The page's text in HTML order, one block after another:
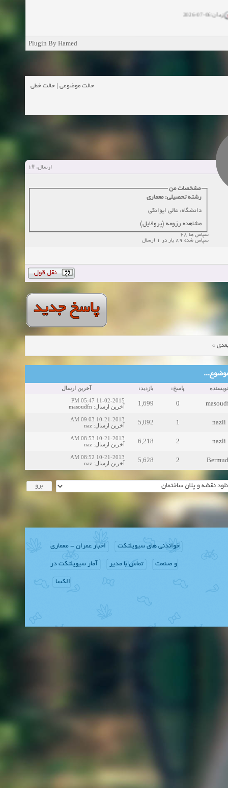
04-2025
زمان:11-11-2024
زمان:10-28-2024
زمان:10-21-2024
زمان:10-13-2024
Plugin By Hamed
حالت موضوعی حالت خطی
ارسال: #1
مشخصات من
رشته تحصیلی: معماری
دانشگاه: عالی ایوانکی
مشاهده رزومه (پروفایل)
سپاس ها 68
سپاس شده 89 بار در 1 ارسال
»
نویسنده پاسخ: بازدید: آخرین ارسال
0
1,699
11-02-2015 05:47 PM
آخرین ارسال:
masoudfn
nazli
1
5,092
10-21-2013 09:03 AM
آخرین ارسال:
naz
nazli
2
6,218
10-21-2013 08:53 AM
آخرین ارسال:
naz
2
5,628
10-21-2013 08:52 AM
آخرین ارسال:
naz
خواندنی های سیویلتکت اخبار عمران - معماری
و صنعت تماس با مدیر آمار سیویلتکت در
الکسا